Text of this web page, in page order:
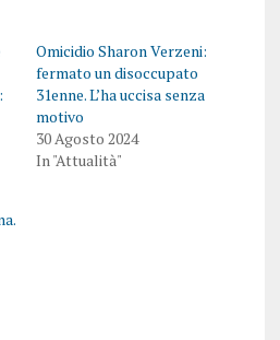
Omicidio Sharon Verzeni:
fermato un disoccupato
31enne. L’ha uccisa senza
motivo
30 Agosto 2024
In "Attualità"